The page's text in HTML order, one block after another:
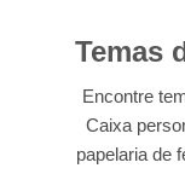
Temas
Encontre
Caixa
papelaria de